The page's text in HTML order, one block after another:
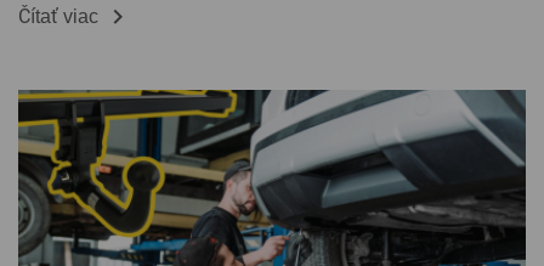
Čítať viac 